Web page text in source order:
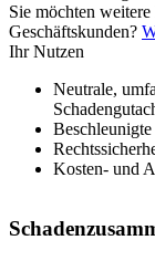
Sie möchten
Geschäftskunden?
Ihr Nutzen
Neutrale,
Kosten- und